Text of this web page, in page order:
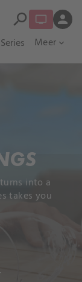
Meer expand_more
search person
into a
takes you